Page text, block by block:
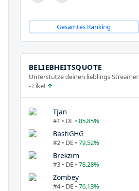
Gesamtes Ranking
BELIEBHEITSQUOTE
Unterstütze deinen lieblings Streamer
- Like!
Tjan
#1 • DE • 85.85%
BastiGHG
#2 • DE • 79.52%
Brekzim
#3 • DE • 78.28%
Zombey
#4 • DE • 76.13%